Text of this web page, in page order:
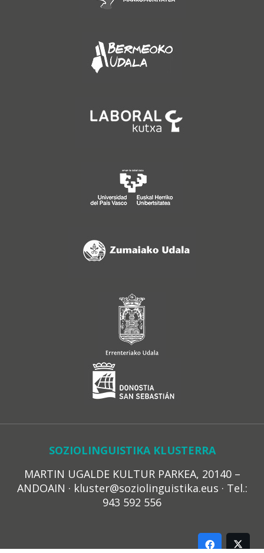
SOZIOLINGUISTIKA KLUSTERRA
MARTIN UGALDE KULTUR PARKEA, 20140 –
ANDOAIN · kluster@soziolinguistika.eus · Tel.:
943 592 556